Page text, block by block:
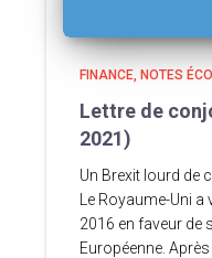
FINANCE NOTES
Lettre de
2021)
Un Brexit lourd de
Le Royaume-Uni
2016 en faveur de
Européenne.